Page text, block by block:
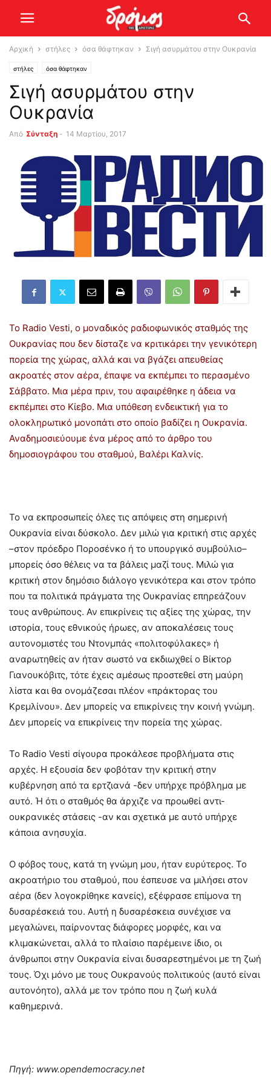
Αρχική στήλες όσα θάφτηκαν Σιγή ασυρμάτου στην Ουκρανία
στήλες όσα θάφτηκαν
Σιγή ασυρμάτου στην
Ουκρανία
Από Σύνταξη - 14 Μαρτίου, 2017
Το Radio Vesti, ο μοναδικός ραδιοφωνικός σταθμός της
Ουκρανίας που δεν δίσταζε να κριτικάρει την γενικότερη
πορεία της χώρας, αλλά και να βγάζει απευθείας
ακροατές στον αέρα, έπαψε να εκπέμπει το περασμένο
Σάββατο. Μια μέρα πριν, του αφαιρέθηκε η άδεια να
εκπέμπει στο Κίεβο. Μια υπόθεση ενδεικτική για το
ολοκληρωτικό μονοπάτι στο οποίο βαδίζει η Ουκρανία.
Αναδημοσιεύουμε ένα μέρος από το άρθρο του
δημοσιογράφου του σταθμού, Βαλέρι Καλνίς.
Το να εκπροσωπείς όλες τις απόψεις στη σημερινή
Ουκρανία είναι δύσκολο. Δεν μιλώ για κριτική στις αρχές
–στον πρόεδρο Ποροσένκο ή το υπουργικό συμβούλιο–
μπορείς όσο θέλεις να τα βάλεις μαζί τους. Μιλώ για
κριτική στον δημόσιο διάλογο γενικότερα και στον τρόπο
που τα πολιτικά πράγματα της Ουκρανίας επηρεάζουν
τους ανθρώπους. Αν επικρίνεις τις αξίες της χώρας, την
ιστορία, τους εθνικούς ήρωες, αν αποκαλέσεις τους
αυτονομιστές του Ντονμπάς «πολιτοφύλακες» ή
αναρωτηθείς αν ήταν σωστό να εκδιωχθεί ο Βίκτορ
Γιανουκόβιτς, τότε έχεις αμέσως προστεθεί στη μαύρη
λίστα και θα ονομάζεσαι πλέον «πράκτορας του
Κρεμλίνου». Δεν μπορείς να επικρίνεις την κοινή γνώμη.
Δεν μπορείς να επικρίνεις την πορεία της χώρας.
Το Radio Vesti σίγουρα προκάλεσε προβλήματα στις
αρχές. Η εξουσία δεν φοβόταν την κριτική στην
κυβέρνηση από τα ερτζιανά -δεν υπήρχε πρόβλημα με
αυτό. Ή ότι ο σταθμός θα άρχιζε να προωθεί αντι-
ουκρανικές στάσεις -αν και σχετικά με αυτό υπήρχε
κάποια ανησυχία.
Ο φόβος τους, κατά τη γνώμη μου, ήταν ευρύτερος. Το
ακροατήριο του σταθμού, που έσπευσε να μιλήσει στον
αέρα (δεν λογοκρίθηκε κανείς), εξέφρασε επίμονα τη
δυσαρέσκειά του. Αυτή η δυσαρέσκεια συνέχισε να
μεγαλώνει, παίρνοντας διάφορες μορφές, και να
κλιμακώνεται, αλλά το πλαίσιο παρέμεινε ίδιο, οι
άνθρωποι στην Ουκρανία είναι δυσαρεστημένοι με τη ζωή
τους. Όχι μόνο με τους Ουκρανούς πολιτικούς (αυτό είναι
αυτονόητο), αλλά με τον τρόπο που η ζωή κυλά
καθημερινά.
Πηγή: www.opendemocracy.net